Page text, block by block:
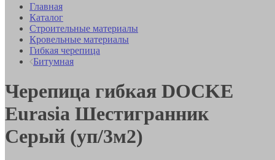
Главная
Каталог
Строительные материалы
Кровельные материалы
Гибкая черепица
Битумная
Черепица гибкая DOCKE
Eurasia Шестигранник
Серый (уп/3м2)